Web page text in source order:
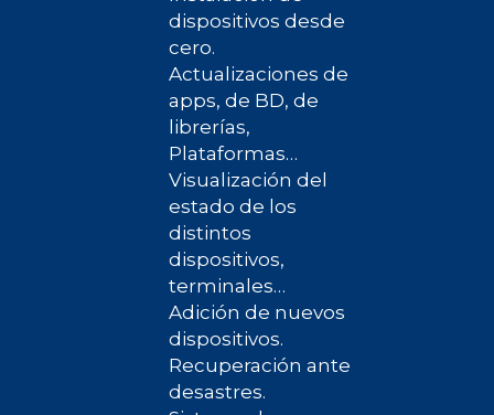
dispositivos desde
cero.
Actualizaciones de
apps, de BD, de
librerías,
Plataformas…
Visualización del
estado de los
distintos
dispositivos,
terminales…
Adición de nuevos
dispositivos.
Recuperación ante
desastres.